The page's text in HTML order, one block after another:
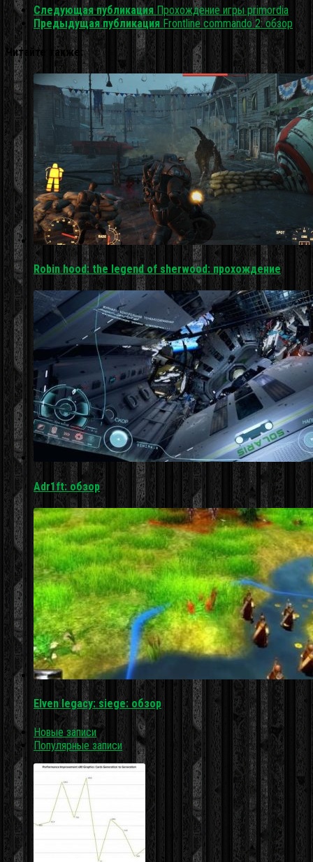
Следующая публикация Прохождение игры primordia
Предыдущая публикация Frontline commando 2: обзор
Читайте также:
Robin hood: the legend of sherwood: прохождение
Adr1ft: обзор
Elven legacy: siege: обзор
Новые записи
Популярные записи